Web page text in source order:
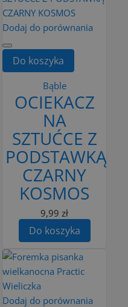
Dodaj do porównania
Do koszyka
Bąble
OCIEKACZ
NA
SZTUĆCE Z
PODSTAWKĄ
CZARNY
KOSMOS
9,99 zł
Do koszyka
Dodaj do porównania